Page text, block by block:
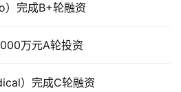
）完成B+轮融资
万元A轮投资
）完成C轮融资